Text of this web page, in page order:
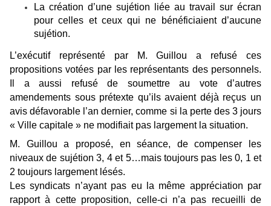
La création d’une sujétion liée au travail sur écran
pour celles et ceux qui ne bénéficiaient d’aucune
sujétion.
L’exécutif représenté par M. Guillou a refusé ces
propositions votées par les représentants des personnels.
Il a aussi refusé de soumettre au vote d’autres
amendements sous prétexte qu’ils avaient déjà reçus un
avis défavorable l’an dernier, comme si la perte des 3 jours
« Ville capitale » ne modifiait pas largement la situation.
M. Guillou a proposé, en séance, de compenser les
niveaux de sujétion 3, 4 et 5…mais toujours pas les 0, 1 et
2 toujours largement lésés.
Les syndicats n’ayant pas eu la même appréciation par
rapport à cette proposition, celle-ci n’a pas recueilli de